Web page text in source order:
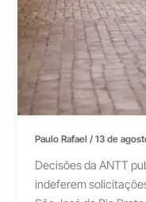
Paulo Rafael/13 de
Decisões da ANTT
indeferem